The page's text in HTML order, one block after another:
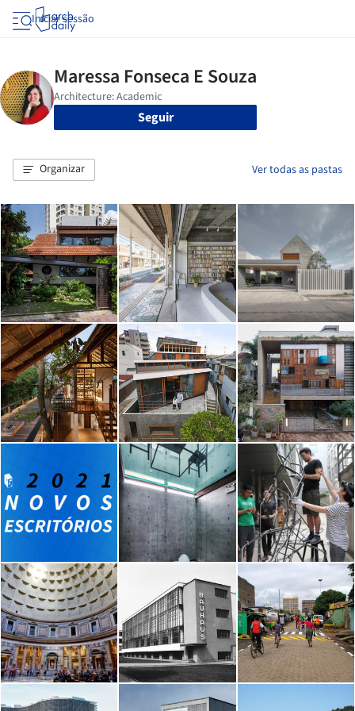
Iniciar sessão
Seguir
Organizar Ver todas as pastas